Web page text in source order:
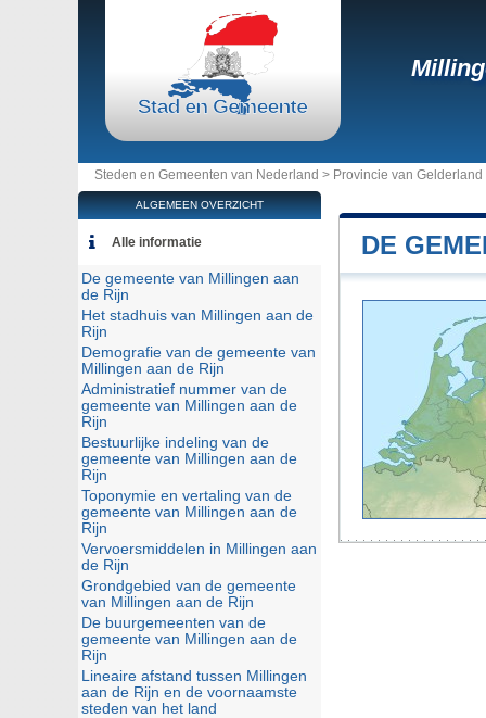
Steden en Gemeenten van Nederland > Provincie van Gelderland
DE
ALGEMEEN OVERZICHT
Alle informatie
De gemeente van Millingen aan
de Rijn
Het stadhuis van Millingen aan de
Rijn
Demografie van de gemeente van
Millingen aan de Rijn
Administratief nummer van de
gemeente van Millingen aan de
Rijn
Bestuurlijke indeling van de
gemeente van Millingen aan de
Rijn
Toponymie en vertaling van de
gemeente van Millingen aan de
Rijn
Vervoersmiddelen in Millingen aan
de Rijn
Grondgebied van de gemeente
van Millingen aan de Rijn
De buurgemeenten van de
gemeente van Millingen aan de
Rijn
Lineaire afstand tussen Millingen
aan de Rijn en de voornaamste
steden van het land